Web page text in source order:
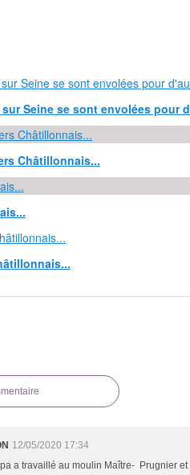
Seine se sont envolées pour
Châtillonnais...
12/05/2020 17:34
a travaillé au moulin Maître- Prugnier